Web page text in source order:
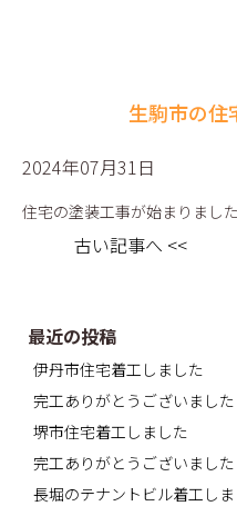
生駒市の住
2024年07月31日
住宅の塗装工事が始まりました
古い記事へ <<
最近の投稿
伊丹市住宅着工しました
完工ありがとうございました
堺市住宅着工しました
完工ありがとうございました
長堀のテナントビル着工しま